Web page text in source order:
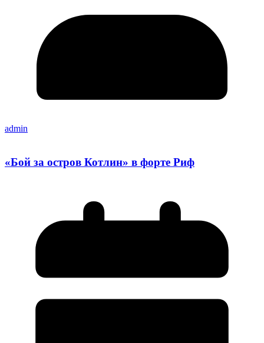
admin
«Бой за остров Котлин» в форте Риф